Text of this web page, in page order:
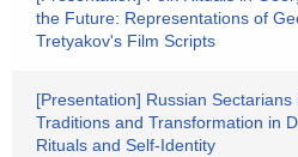
the Future: Representations of
Tretyakov's Film Scripts
[Presentation] Russian Sectarians
Traditions and Transformation in
Rituals and Self-Identity